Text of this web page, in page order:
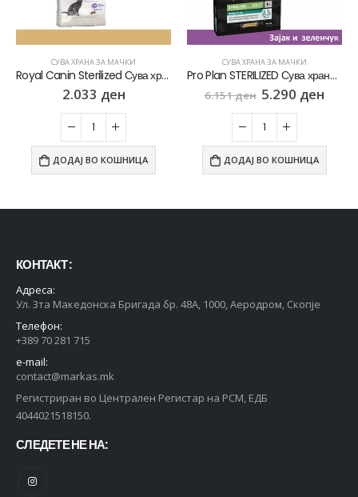
СУВА ХРАНА ЗА МАЧКИ
Royal Canin Sterilized Сува храна за Кастрирани мачки [Вреќичка 2кг]
2.033 ден
ДОДАЈ ВО КОШНИЦА
СУВА ХРАНА ЗА МАЧКИ
Pro Plan STERILIZED Сува храна за Кастрирани мачки со Зајечко [Вреќа 10кг]
6.151ден 5.290 ден
ДОДАЈ ВО КОШНИЦА
КОНТАКТ :
Адреса:
Ул. 3та Македонска Бригада бр. 48А, 1000, Аеродром, Скопје
Телефон:
+389 70 281 715
e-mail:
contact@markas.mk
Регистриран во Централен Регистар на РСМ, ЕДБ
4044021518150.
СЛЕДЕТЕ НЕ НА: